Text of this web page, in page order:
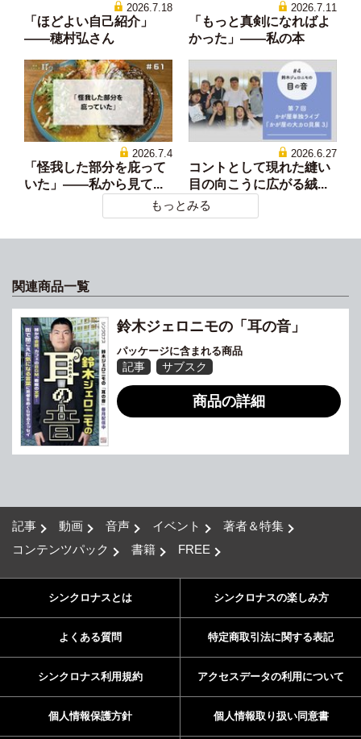
2026.7.18
「ほどよい自己紹介」
——穂村弘さん
2026.7.11
「もっと真剣になればよ
かった」——私の本
2026.7.4
「怪我した部分を庇って
いた」——私から見て...
2026.6.27
コントとして現れた縫い
目の向こうに広がる絨...
もっとみる
関連商品一覧
鈴木ジェロニモの「耳の音」
パッケージに含まれる商品
記事 サブスク
商品の詳細
記事 動画 音声 イベント
著者＆特集
コンテンツパック
書籍 FREE
シンクロナスとは シンクロナスの楽しみ方
よくある質問 特定商取引法に関する表記
シンクロナス利用規約 アクセスデータの利用について
個人情報保護方針 個人情報取り扱い同意書